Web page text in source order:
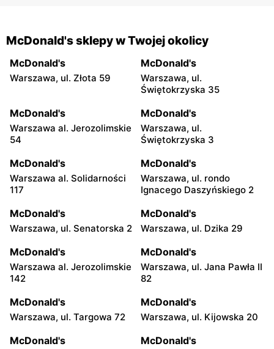
McDonald's sklepy w Twojej okolicy
McDonald's
Warszawa, ul. Złota 59
McDonald's
Warszawa, ul.
Świętokrzyska 35
McDonald's
Warszawa al. Jerozolimskie
54
McDonald's
Warszawa, ul.
Świętokrzyska 3
McDonald's
Warszawa al. Solidarności
117
McDonald's
Warszawa, ul. rondo
Ignacego Daszyńskiego 2
McDonald's
Warszawa, ul. Senatorska 2
McDonald's
Warszawa, ul. Dzika 29
McDonald's
Warszawa al. Jerozolimskie
142
McDonald's
Warszawa, ul. Jana Pawła II
82
McDonald's
Warszawa, ul. Targowa 72
McDonald's
Warszawa, ul. Kijowska 20
McDonald's McDonald's